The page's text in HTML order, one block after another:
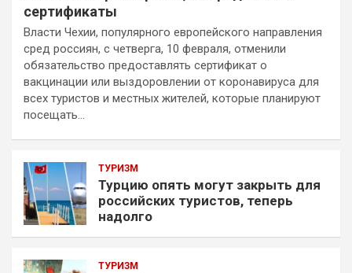
сертификаты
Власти Чехии, популярного европейского направления
сред россиян, с четверга, 10 февраля, отменили
обязательство предоставлять сертификат о
вакцинации или выздоровлении от коронавируса для
всех туристов и местных жителей, которые планируют
посещать…
ТУРИЗМ
Турцию опять могут закрыть для
российских туристов, теперь
надолго
ТУРИЗМ